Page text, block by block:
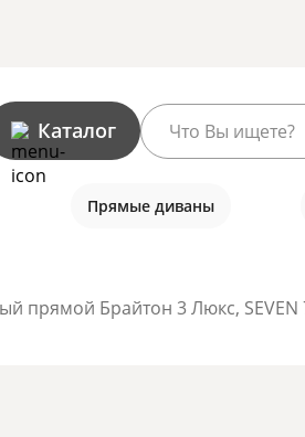
Каталог
Прямые диваны
прямой Брайтон 3 Люкс,